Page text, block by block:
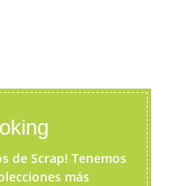
de Scrap! Tenemos
más